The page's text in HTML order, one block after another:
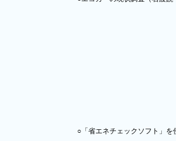
○「省エネチェックソフト」